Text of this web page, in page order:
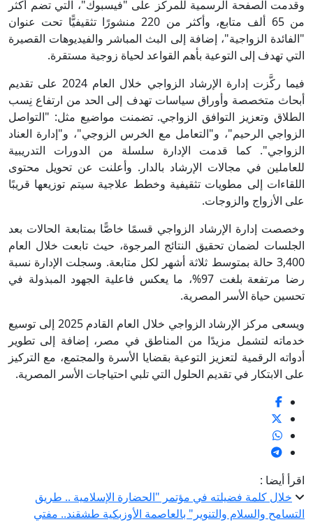
وقدمت الصفحة الرسمية للمركز على "فيسبوك"، التي تضم أكثر
من 65 ألف متابع، وأكثر من 220 منشورًا تثقيفيًّا تحت عنوان
"الفائدة الزواجية"، إضافة إلى البث المباشر والفيديوهات القصيرة
التي تهدف إلى التوعية بأهم القواعد لحياة زوجية مستقرة.
فيما ركَّزت إدارة الإرشاد الزواجي خلال العام 2024 على تقديم
أبحاث متخصصة وأوراق سياسات تهدف إلى الحد من ارتفاع نِسب
الطلاق وتعزيز التوافق الزواجي. تضمنت مواضيع مثل: "التواصل
الزواجي الرحيم"، و"التعامل مع الخرس الزوجي"، و"إدارة العناد
الزواجي". كما قدمت الإدارة سلسلة من الدورات التدريبية
للعاملين في مجالات الإرشاد بالدار. وأعلنت عن تحويل محتوى
اللقاءات إلى مطويات تثقيفية وخطط علاجية سيتم توزيعها قريبًا
على الأزواج والزوجات.
وخصصت إدارة الإرشاد الزواجي قسمًا خاصًّا بمتابعة الحالات بعد
الجلسات لضمان تحقيق النتائج المرجوة، حيث تابعت خلال العام
3,400 حالة بمتوسط ثلاثة أشهر لكل متابعة. وسجلت الإدارة نسبة
رضا مرتفعة بلغت 97%، ما يعكس فاعلية الجهود المبذولة في
تحسين حياة الأسر المصرية.
ويسعى مركز الإرشاد الزواجي خلال العام القادم 2025 إلى توسيع
خدماته لتشمل مزيدًا من المناطق في مصر، إضافة إلى تطوير
أدواته الرقمية لتعزيز التوعية بقضايا الأسرة والمجتمع، مع التركيز
على الابتكار في تقديم الحلول التي تلبي احتياجات الأسر المصرية.
اقرأ أيضا :
خلال كلمة فضيلته في مؤتمر "الحضارة الإسلامية .. طريق
التسامح والسلام والتنوير" بالعاصمة الأوزبكية طشقند.. مفتي